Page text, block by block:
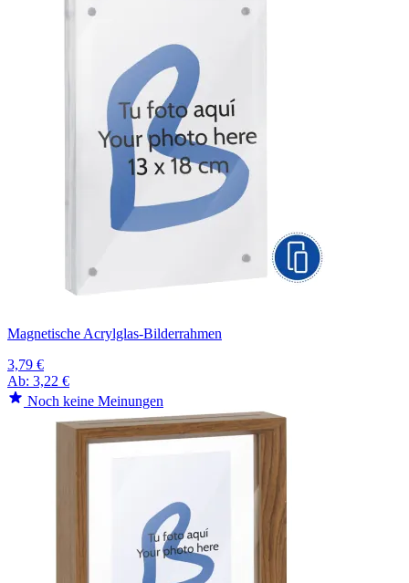
Magnetische Acrylglas-Bilderrahmen
3,79 €
Ab: 3,22 €
Noch keine Meinungen